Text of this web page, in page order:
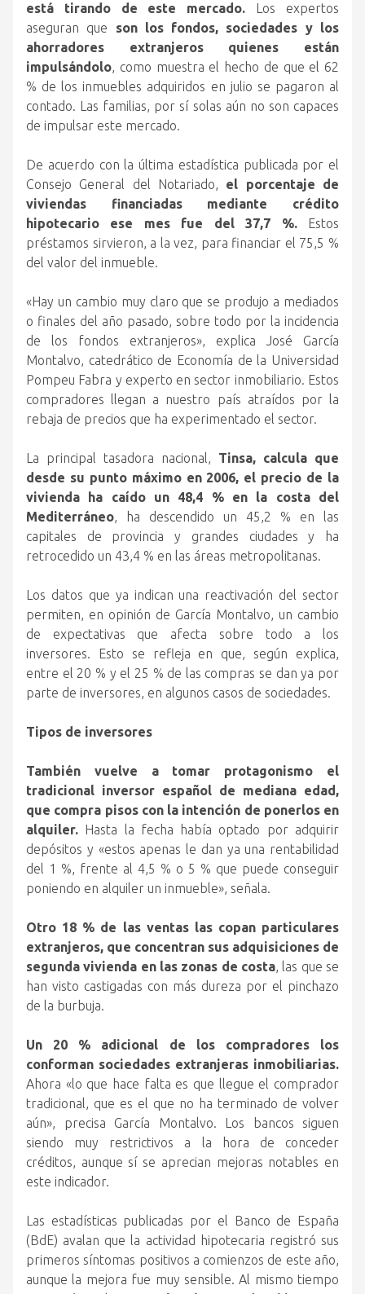
está tirando de este mercado. Los expertos
aseguran que son los fondos, sociedades y los
ahorradores extranjeros quienes están
impulsándolo, como muestra el hecho de que el 62
% de los inmuebles adquiridos en julio se pagaron al
contado. Las familias, por sí solas aún no son capaces
de impulsar este mercado.
De acuerdo con la última estadística publicada por el
Consejo General del Notariado, el porcentaje de
viviendas financiadas mediante crédito
hipotecario ese mes fue del 37,7 %.Estos
préstamos sirvieron, a la vez, para financiar el 75,5 %
del valor del inmueble.
«Hay un cambio muy claro que se produjo a mediados
o finales del año pasado, sobre todo por la incidencia
de los fondos extranjeros», explica José García
Montalvo, catedrático de Economía de la Universidad
Pompeu Fabra y experto en sector inmobiliario. Estos
compradores llegan a nuestro país atraídos por la
rebaja de precios que ha experimentado el sector.
La principal tasadora nacional, Tinsa, calcula que
desde su punto máximo en 2006, el precio de la
vivienda ha caído un 48,4 % en la costa del
Mediterráneo, ha descendido un 45,2 % en las
capitales de provincia y grandes ciudades y ha
retrocedido un 43,4 % en las áreas metropolitanas.
Los datos que ya indican una reactivación del sector
permiten, en opinión de García Montalvo, un cambio
de expectativas que afecta sobre todo a los
inversores. Esto se refleja en que, según explica,
entre el 20 % y el 25 % de las compras se dan ya por
parte de inversores, en algunos casos de sociedades.
Tipos de inversores
También vuelve a tomar protagonismo el
tradicional inversor español de mediana edad,
que compra pisos con la intención de ponerlos en
alquiler. Hasta la fecha había optado por adquirir
depósitos y «estos apenas le dan ya una rentabilidad
del 1 %, frente al 4,5 % o 5 % que puede conseguir
poniendo en alquiler un inmueble», señala.
Otro 18 % de las ventas las copan particulares
extranjeros, que concentran sus adquisiciones de
segunda vivienda en las zonas de costa, las que se
han visto castigadas con más dureza por el pinchazo
de la burbuja.
Un 20 % adicional de los compradores los
conforman sociedades extranjeras inmobiliarias.
Ahora «lo que hace falta es que llegue el comprador
tradicional, que es el que no ha terminado de volver
aún», precisa García Montalvo. Los bancos siguen
siendo muy restrictivos a la hora de conceder
créditos, aunque sí se aprecian mejoras notables en
este indicador.
Las estadísticas publicadas por el Banco de España
(BdE) avalan que la actividad hipotecaria registró sus
primeros síntomas positivos a comienzos de este año,
aunque la mejora fue muy sensible. Al mismo tiempo